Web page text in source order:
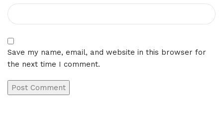
Save my name, email, and website in this browser for
the next time I comment.